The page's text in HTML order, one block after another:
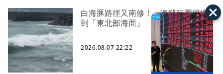
白海豚路徑又南修！ 海警範圍擴增
到「東北部海面」
2026.08.07 22:22